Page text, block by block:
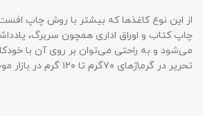
از این نوع کاغذها که بیشتر با روش چاپ افست
چاپ کتاب و اوراق اداری همچون سربرگ،
می‌شود و به راحتی می‌توان بر روی آن با
تحریر در گرماژهای ۷۰گرم تا ۱۲۰ گرم در بازار موجود است.